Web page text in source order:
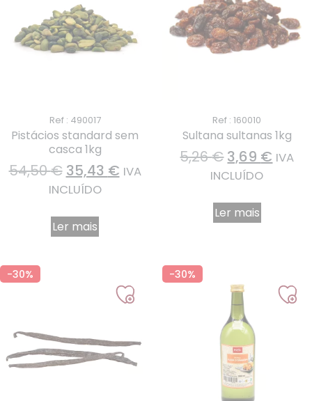
Ref : 490017
Pistácios standard sem
casca 1kg
54,50€ 35,43 € IVA
INCLUÍDO
Ler mais
Ref : 160010
Sultana sultanas 1kg
5,26€3,69 € IVA
INCLUÍDO
Ler mais
-30% -30%